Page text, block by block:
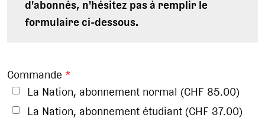
d'abonnés, n'hésitez pas à remplir le
formulaire ci-dessous.
Commande *
La Nation, abonnement normal (CHF 85.00)
La Nation, abonnement étudiant (CHF 37.00)